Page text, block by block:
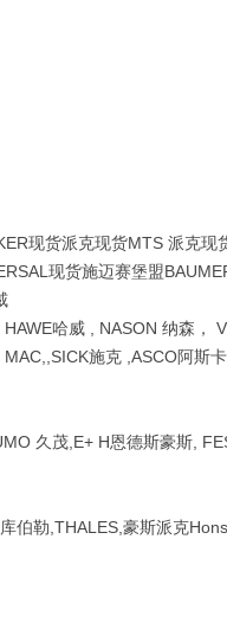
现货派克现货MTS 派克现
现货施迈赛堡盟
哈威 , NASON 纳森，
施克 ,ASCO阿斯
久茂,E+ H恩德斯豪斯,
伯勒,THALES,豪斯派克